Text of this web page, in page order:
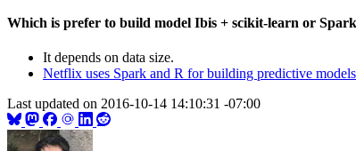
川崎Ruby会議 01を開催しました #kwsk01
JupyterからSpark clusterを操作できるlivy +
そのモデル、過学習してるの？未学習なの
機械学習の分類の話を損失関数と決定境界
データを一箇所に集めることでデータ活用
転職しました
Which is prefer to build model Ibis + scikit-learn or
It depends on data size.
Netflix uses Spark and R for building predictive models
Last updated on 2016-10-14 14:10:31 -07:00